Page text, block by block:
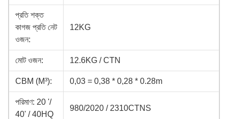
প্রতি শক্ত
কাগজ প্রতি নেট
ওজন:
12KG
মোট ওজন: 12.6KG / CTN
CBM (M³): 0,03 = 0,38 * 0,28 * 0.28m
পরিমাণ: 20 '/
40' / 40HQ
980/2020 / 2310CTNS